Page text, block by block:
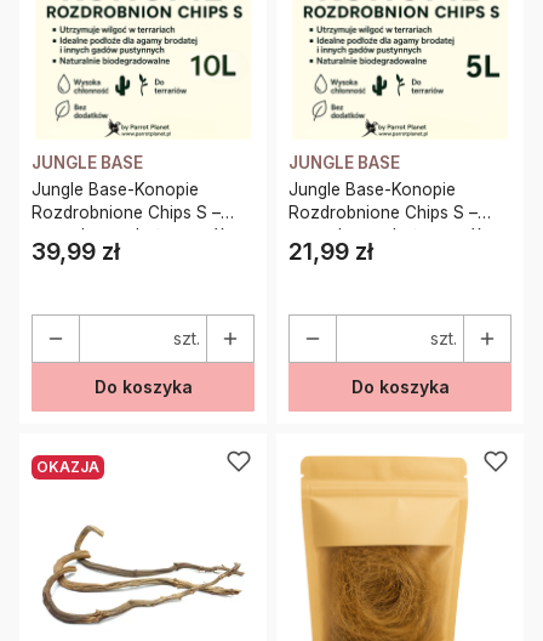
JUNGLE BASE
Jungle Base-Konopie
Rozdrobnione Chips S –
naturalne podłoże z włókna
konopnego dla gadów i
Cena
39,99 zł
szt.
Do koszyka
JUNGLE BASE
Jungle Base-Konopie
Rozdrobnione Chips S –
naturalne podłoże z włókna
konopnego dla gadów i
Cena
21,99 zł
szt.
Do koszyka
OKAZJA